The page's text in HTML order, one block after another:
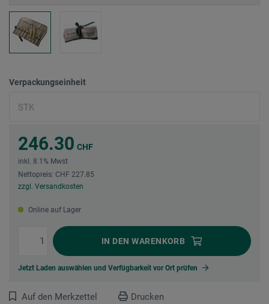
Verpackungseinheit
246.30 CHF
inkl. 8.1% Mwst
Nettopreis: CHF 227.85
zzgl. Versandkosten
Online auf Lager
IN DEN WARENKORB
Jetzt Laden auswählen und Verfügbarkeit vor Ort prüfen
Auf den Merkzettel Drucken